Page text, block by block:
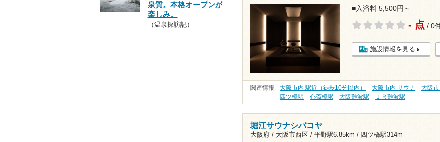
■入浴料 5,500円～
- 点 / 0
施設情報を見る
関連情報 大阪市内 駅近（徒歩10分以内） 大阪市内 サウナ 大阪市
四ツ橋駅
心斎橋駅 大阪難波駅 ＪＲ難波駅
堀江サウナシバコヤ
大阪府 / 大阪市西区 / 平野駅6.85km / 四ツ橋駅314m
泉質。本格オープンが
楽しみ。
（温泉探訪記）